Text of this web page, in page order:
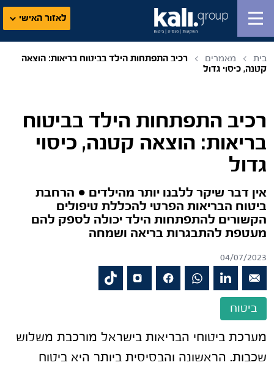
לאזור האישי
בית מאמרים
רכיב התפתחות הילד בביטוח בריאות: הוצאה
קטנה, כיסוי גדול
רכיב התפתחות הילד בביטוח
בריאות: הוצאה קטנה, כיסוי
גדול
אין דבר שיקר ללבנו יותר מהילדים ● הרחבת
ביטוח הבריאות הפרטי להכללת טיפולים
הקשורים להתפתחות הילד יכולה לספק להם
מעטפת להתבגרות בריאה ושמחה
04/07/2023
ביטוח
מערכת ביטוחי הבריאות בישראל מורכבת משלוש
שכבות. הראשונה והבסיסית ביותר היא ביטוח